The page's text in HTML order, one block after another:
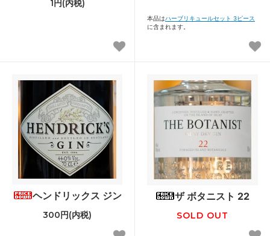
1円(内税)
本品はハーブリキュールセット 3ピース
に含まれます。
ヘンドリックス ジン
300円(内税)
ザ ボタニスト 22
SOLD OUT